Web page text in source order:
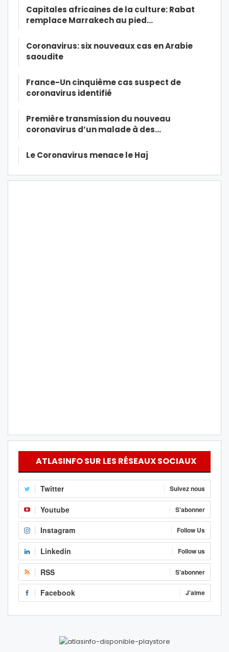
Capitales africaines de la culture: Rabat
remplace Marrakech au pied…
Coronavirus: six nouveaux cas en Arabie
saoudite
France-Un cinquième cas suspect de
coronavirus identifié
Première transmission du nouveau
coronavirus d’un malade à des…
Le Coronavirus menace le Haj
ATLASINFO SUR LES RÉSEAUX SOCIAUX
Twitter Suivez nous
Youtube S'abonner
Instagram Follow Us
Linkedin Follow us
RSS S'abonner
Facebook J'aime